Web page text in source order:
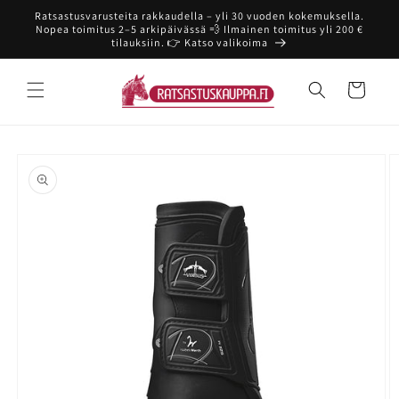
siirry
sisältöön
Ratsastusvarusteita rakkaudella – yli 30 vuoden kokemuksella.
Nopea toimitus 2–5 arkipäivässä 💨 Ilmainen toimitus yli 200 €
tilauksiin. 👉 Katso valikoima
Ostoskori
tuotetietoihin